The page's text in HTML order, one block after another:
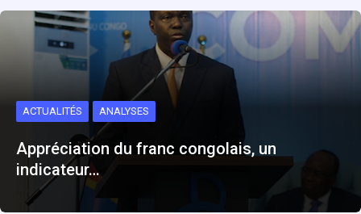
ACTUALITÉS ANALYSES
Appréciation du franc congolais, un
indicateur…